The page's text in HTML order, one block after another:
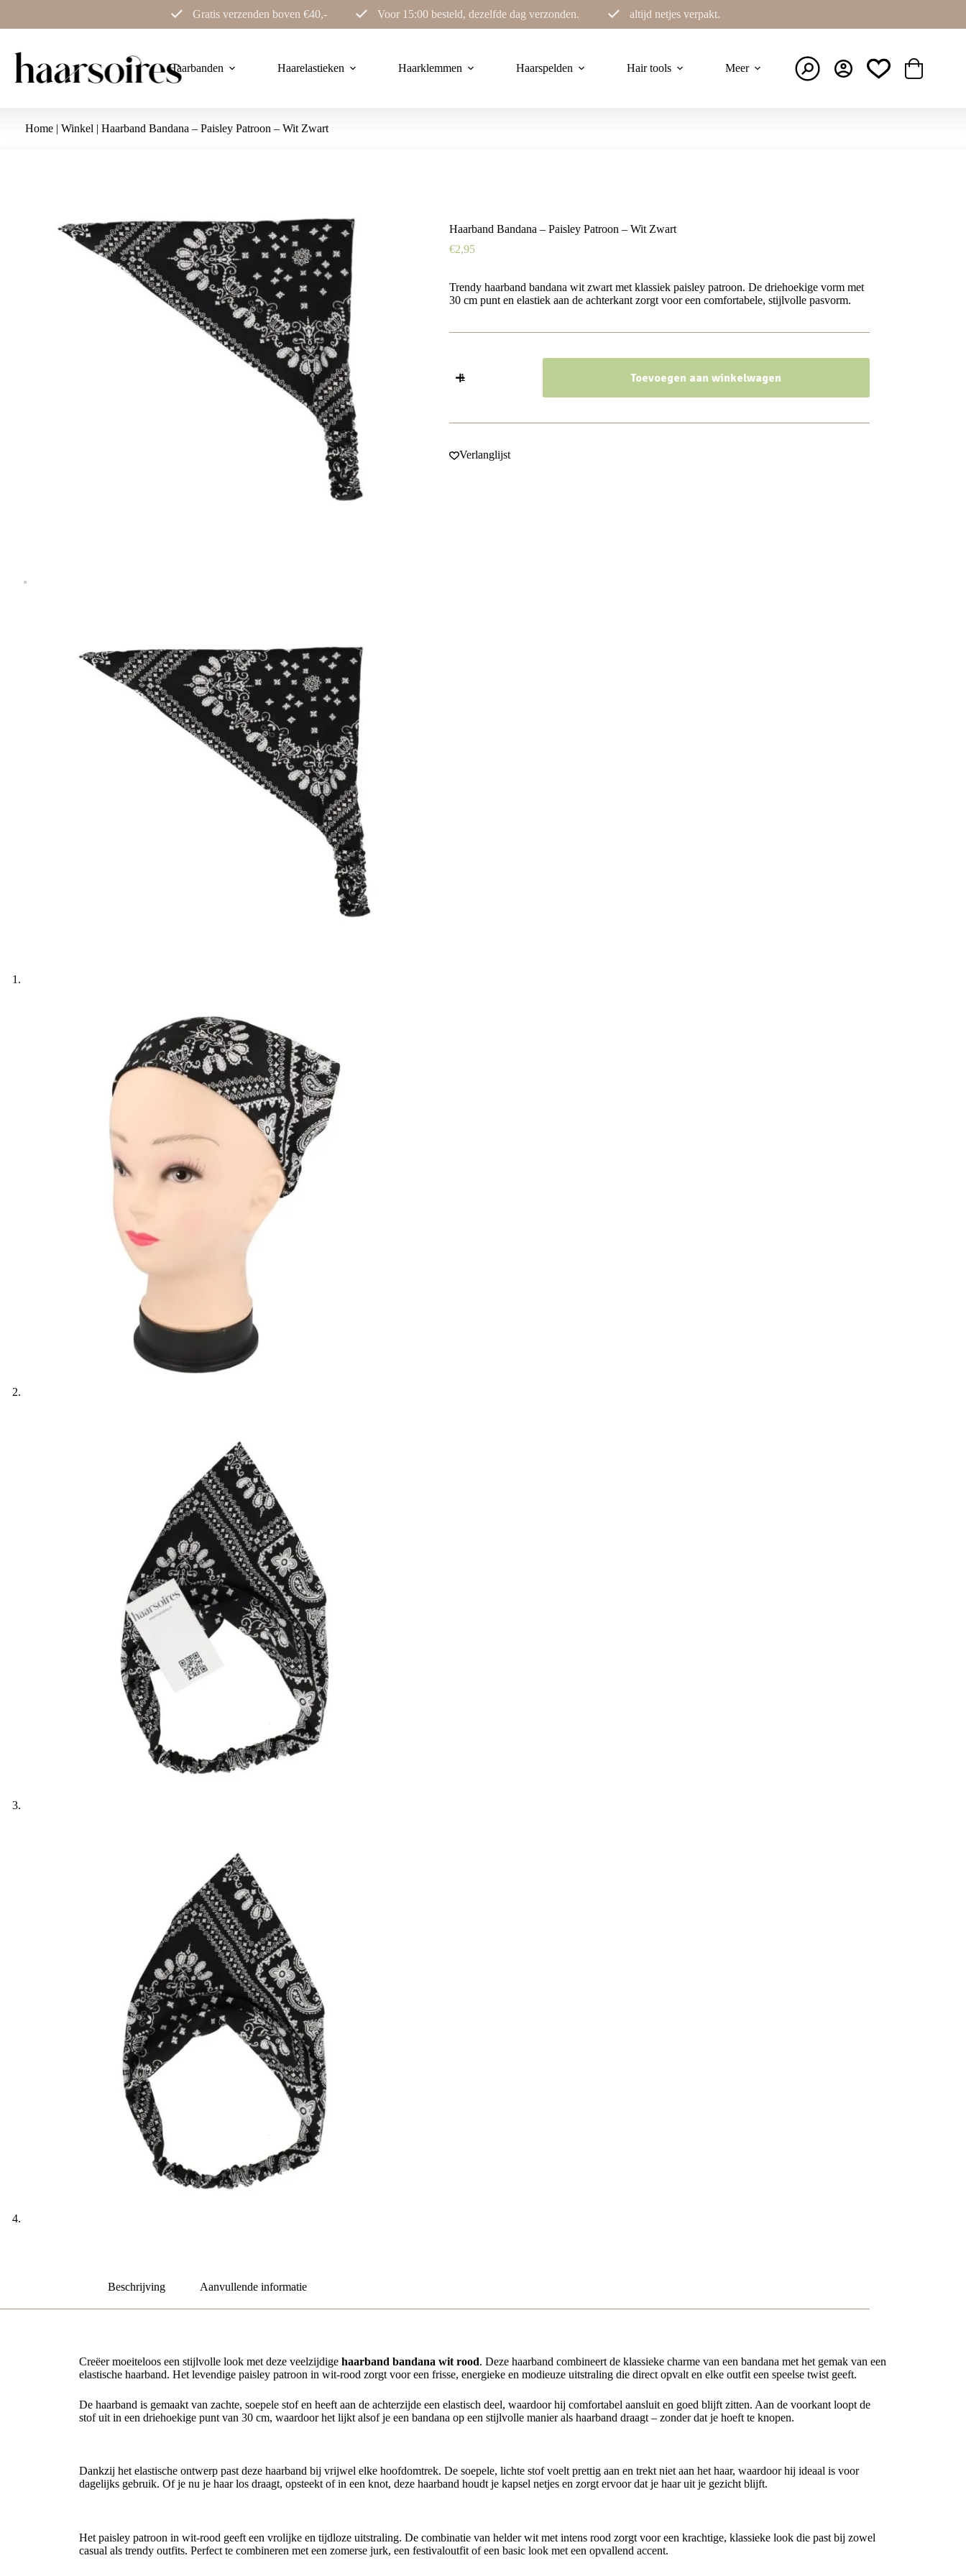
de
Gratis verzenden boven €40,- Voor 15:00 besteld, dezelfde dag verzonden. altijd netjes verpakt.
Haarbanden Haarelastieken Haarklemmen Haarspelden Hair tools Meer Winkelwagen
Home | Winkel | Haarband Bandana – Paisley Patroon – Wit Zwart
Haarband Bandana – Paisley Patroon – Wit Zwart
€2,95
Trendy haarband bandana wit zwart met klassiek paisley patroon. De driehoekige vorm met
30 cm punt en elastiek aan de achterkant zorgt voor een comfortabele, stijlvolle pasvorm.
Bandana
-
Zwart
aantal
Toevoegen aan winkelwagen
Verlanglijst
Beschrijving Aanvullende informatie
Creëer moeiteloos een stijlvolle look met deze veelzijdige haarband bandana wit rood. Deze haarband combineert de klassieke charme van een bandana met het gemak van een
elastische haarband. Het levendige paisley patroon in wit-rood zorgt voor een frisse, energieke en modieuze uitstraling die direct opvalt en elke outfit een speelse twist geeft.
De haarband is gemaakt van zachte, soepele stof en heeft aan de achterzijde een elastisch deel, waardoor hij comfortabel aansluit en goed blijft zitten. Aan de voorkant loopt de
stof uit in een driehoekige punt van 30 cm, waardoor het lijkt alsof je een bandana op een stijlvolle manier als haarband draagt – zonder dat je hoeft te knopen.
Dankzij het elastische ontwerp past deze haarband bij vrijwel elke hoofdomtrek. De soepele, lichte stof voelt prettig aan en trekt niet aan het haar, waardoor hij ideaal is voor
dagelijks gebruik. Of je nu je haar los draagt, opsteekt of in een knot, deze haarband houdt je kapsel netjes en zorgt ervoor dat je haar uit je gezicht blijft.
Het paisley patroon in wit-rood geeft een vrolijke en tijdloze uitstraling. De combinatie van helder wit met intens rood zorgt voor een krachtige, klassieke look die past bij zowel
casual als trendy outfits. Perfect te combineren met een zomerse jurk, een festivaloutfit of een basic look met een opvallend accent.